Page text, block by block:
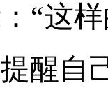
“这
醒自